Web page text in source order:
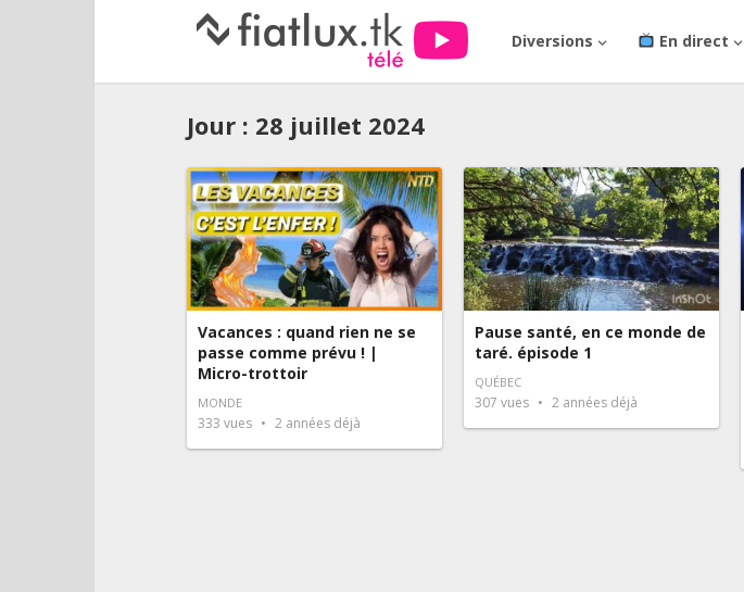
Diversions En direct
Jour : 28 juillet 2024
Vacances : quand rien ne se
passe comme prévu ! |
Micro-trottoir
MONDE
333 vues 2 années déjà
Pause santé, en ce monde de
taré. épisode 1
QUÉBEC
307 vues 2 années déjà